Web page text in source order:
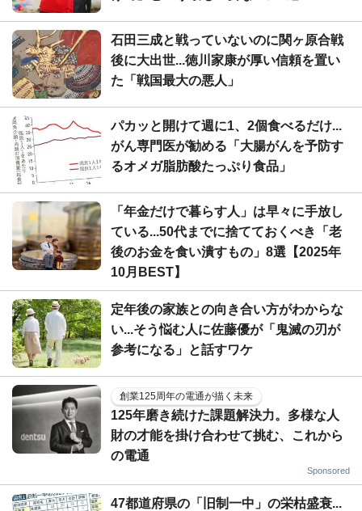
石田三成と戦っていないのに関ヶ原合戦
後に大出世...徳川家康が厚い信頼を置い
た「戦国最大の悪人」
パカッと開けて週に1、2個食べるだけ...
がん専門医が勧める「大腸がんを予防す
るオメガ脂肪酸たっぷり食品」
「年金だけで暮らす人」は早々に手放し
ている...50代までに捨てておくべき「老
後のお金を食い潰すもの」8選【2025年
10月BEST】
定年後の家族との向き合い方がわからな
い...そう悩む人に佐藤優が「鬼滅の刃が
参考になる」と話すワケ
創業125周年の電通が描く未来
125年磨き続けた課題解決力。多様な人
財の才能を掛け合わせて挑む、これから
の電通
Sponsored
47都道府県の「旧制一中」の栄枯盛衰...